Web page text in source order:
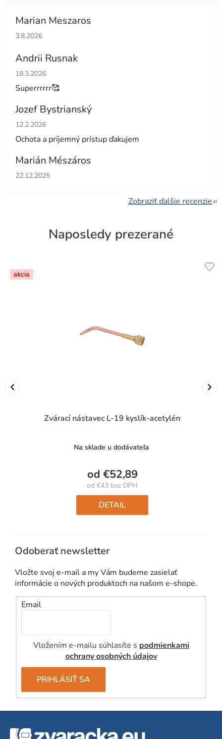
Marian Meszaros
Hodnotenie obchodu je 5 z 5 hviezdičiek.
3.8.2026
Andrii Rusnak
Hodnotenie obchodu je 5 z 5 hviezdičiek.
18.3.2026
Superrrrrr🥰
Jozef Bystrianský
Hodnotenie obchodu je 5 z 5 hviezdičiek.
12.2.2026
Ochota a príjemný prístup ďakujem
Marián Mészáros
Hodnotenie obchodu je 5 z 5 hviezdičiek.
22.12.2025
Zobraziť ďalšie recenzie
Naposledy prezerané
akcia
Zvárací nástavec L-19 kyslík-acetylén
Na sklade u dodávateľa
od €52,89
od €43 bez DPH
Jednotková
cena:
DETAIL
Odoberať newsletter
Vložte svoj e-mail a my Vám budeme zasielať
informácie o nových produktoch na našom e-shope.
Email
Vložením e-mailu súhlasíte s podmienkami
ochrany osobných údajov
PRIHLÁSIŤ SA